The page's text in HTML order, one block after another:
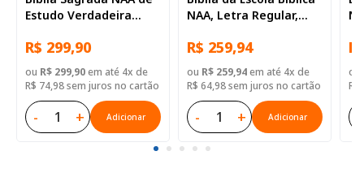
Estudo Verdadeira
Regular, com mapa,
Capa Couro Sintético
Ilustrada Marrom
R$ 299,90
ou R$ 299,90em até 4x de
R$ 74,98 sem juros no cartão
- + Adicionar
NAA, Letra Regular,
Sintético Preta
R$ 259,94
ou R$ 259,94em até 4x de
R$ 64,98 sem juros no cartão
- + Adicionar
ou
R$